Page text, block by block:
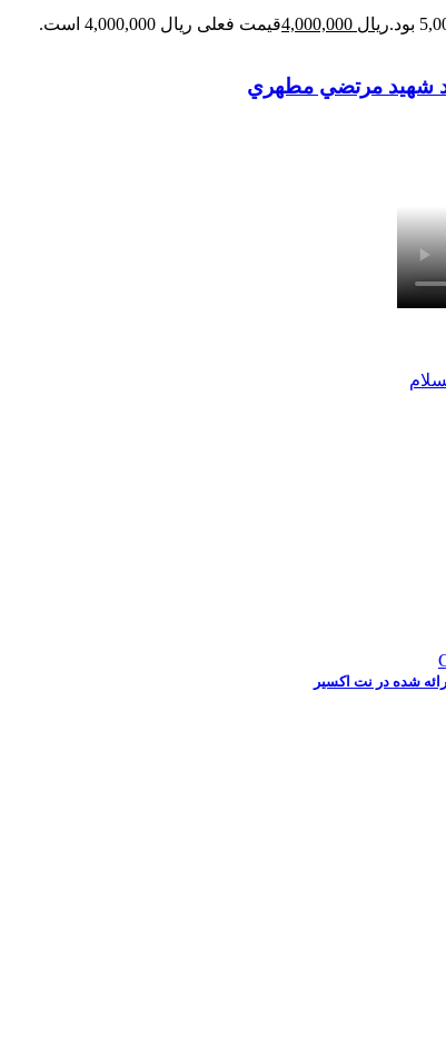
ریال قیمت فعلی ریال 4,000,000 است.
شهيد مرتضي مطهري
ارائه شده در نت اکسیر